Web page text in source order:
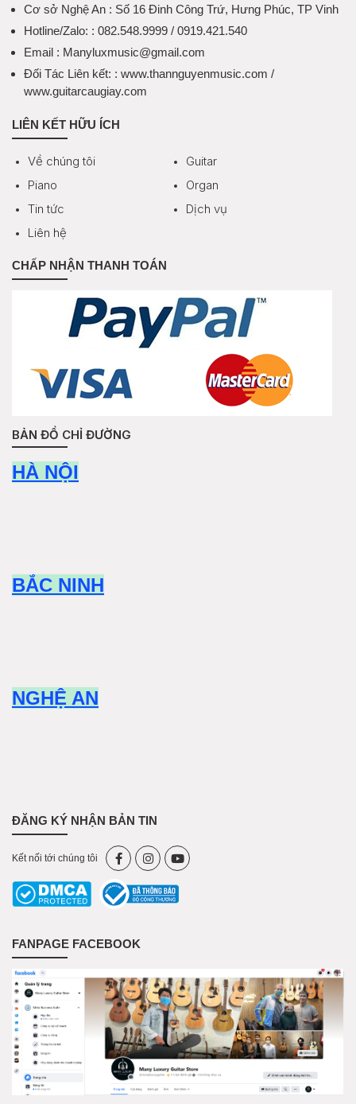
Cơ sở Nghệ An : Số 16 Đinh Công Trứ, Hưng Phúc, TP Vinh
Hotline/Zalo: : 082.548.9999 / 0919.421.540
Email : Manyluxmusic@gmail.com
Đối Tác Liên kết: : www.thannguyenmusic.com /
www.guitarcaugiay.com
LIÊN KẾT HỮU ÍCH
Về chúng tôi
Guitar
Piano
Organ
Tin tức
Dịch vụ
Liên hệ
CHẤP NHẬN THANH TOÁN
BẢN ĐỒ CHỈ ĐƯỜNG
HÀ NỘI
BẮC NINH
NGHỆ AN
ĐĂNG KÝ NHẬN BẢN TIN
Kết nối tới chúng tôi
FANPAGE FACEBOOK